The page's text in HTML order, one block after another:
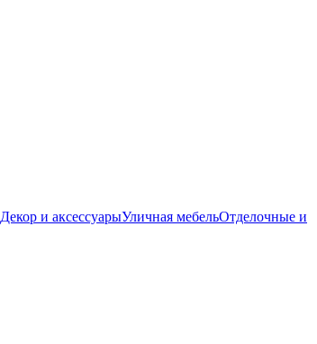
Декор и аксессуарыУличная мебельОтделочные и